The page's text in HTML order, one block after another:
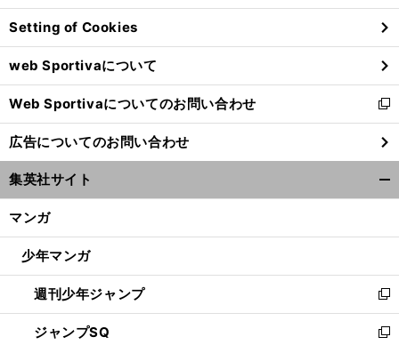
ン
ド
ウ
で
開
く
Setting of Cookies
web Sportivaについて
Web Sportivaについてのお問い合わせ
新
し
い
ウ
ィ
ン
ウ
開
く
広告についてのお問い合わせ
集英社サイト
マンガ
少年マンガ
週刊少年ジャンプ
新
し
い
ジャンプSQ
新